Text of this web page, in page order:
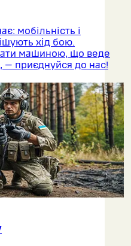
мобільність і
хід бою.
машиною, що веде
— приєднуйся до нас!